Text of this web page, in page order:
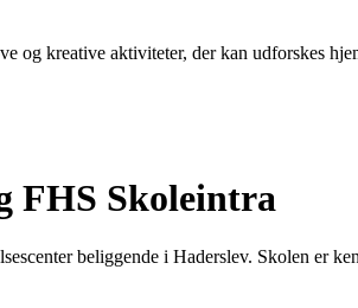
kreative aktiviteter, der kan udforskes
FHS Skoleintra
beliggende i Haderslev. Skolen er